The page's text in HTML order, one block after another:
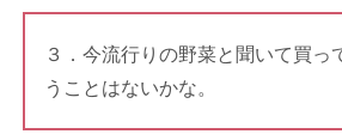
３．今流行りの野菜と聞いて買っ
うことはないかな。